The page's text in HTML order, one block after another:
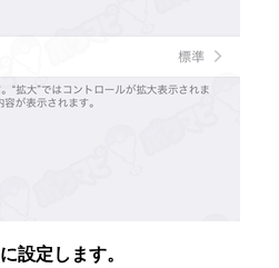
に設定します。